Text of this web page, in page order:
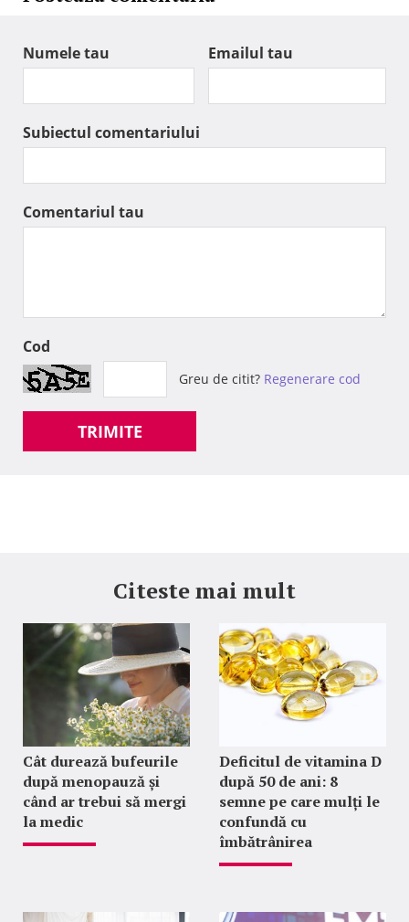
Numele tau Emailul tau
Subiectul comentariului
Comentariul tau
Cod
Greu de citit? Regenerare cod
TRIMITE
Citeste mai mult
Cât durează bufeurile
după menopauză și
când ar trebui să mergi
la medic
Deficitul de vitamina D
după 50 de ani: 8
semne pe care mulți le
confundă cu
îmbătrânirea